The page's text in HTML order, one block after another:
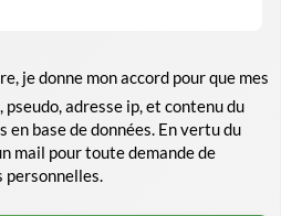
je donne mon accord pour que mes
adresse ip, et contenu du
base de données. En vertu du
mail pour toute demande de
personnelles.